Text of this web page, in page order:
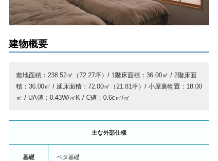
建物概要
敷地面積：238.52㎡（72.27坪）/ 1階床面積：36.00㎡ / 2階床面
積：36.00㎡ / 延床面積：72.00㎡（21.81坪）/ 小屋裏物置：18.00
㎡ / UA値：0.43W/㎡K / C値：0.6c㎡/㎡
主な外部仕様
基礎 ベタ基礎